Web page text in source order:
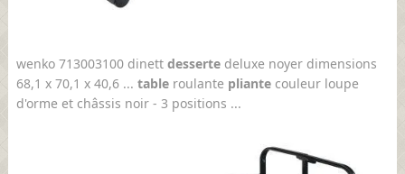
wenko 713003100 dinett dessertedeluxe noyer dimensions
68,1 x 70,1 x 40,6 ... tableroulante pliantecouleur loupe
d'orme et châssis noir - 3 positions ...